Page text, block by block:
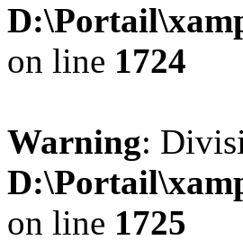
on line 1724
Warning:
on line 1725